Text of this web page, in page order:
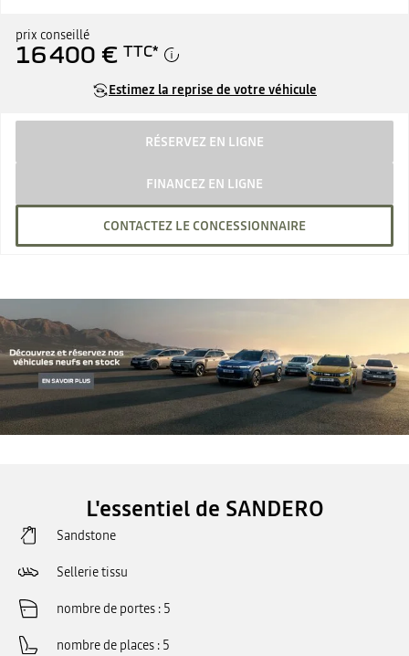
prix conseillé
16 400 € TTC*
Estimez la reprise de votre véhicule
RÉSERVEZ EN LIGNE
FINANCEZ EN LIGNE
CONTACTEZ LE CONCESSIONNAIRE
L'essentiel de SANDERO
Sandstone
Sellerie tissu
nombre de portes 5
nombre de places 5